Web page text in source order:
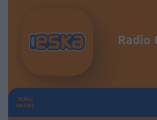
Radio
TERAZ
GRAMY